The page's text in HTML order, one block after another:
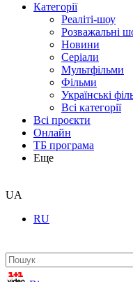
Категорії
Реаліті-шоу
Розважальні
Новини
Серіали
Мультфільми
Фільми
Українські
Всі категорії
Всі проєкти
Онлайн
ТБ програма
Еще
UA
RU